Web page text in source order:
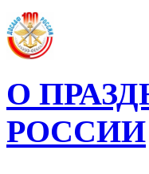
О
РОССИИ